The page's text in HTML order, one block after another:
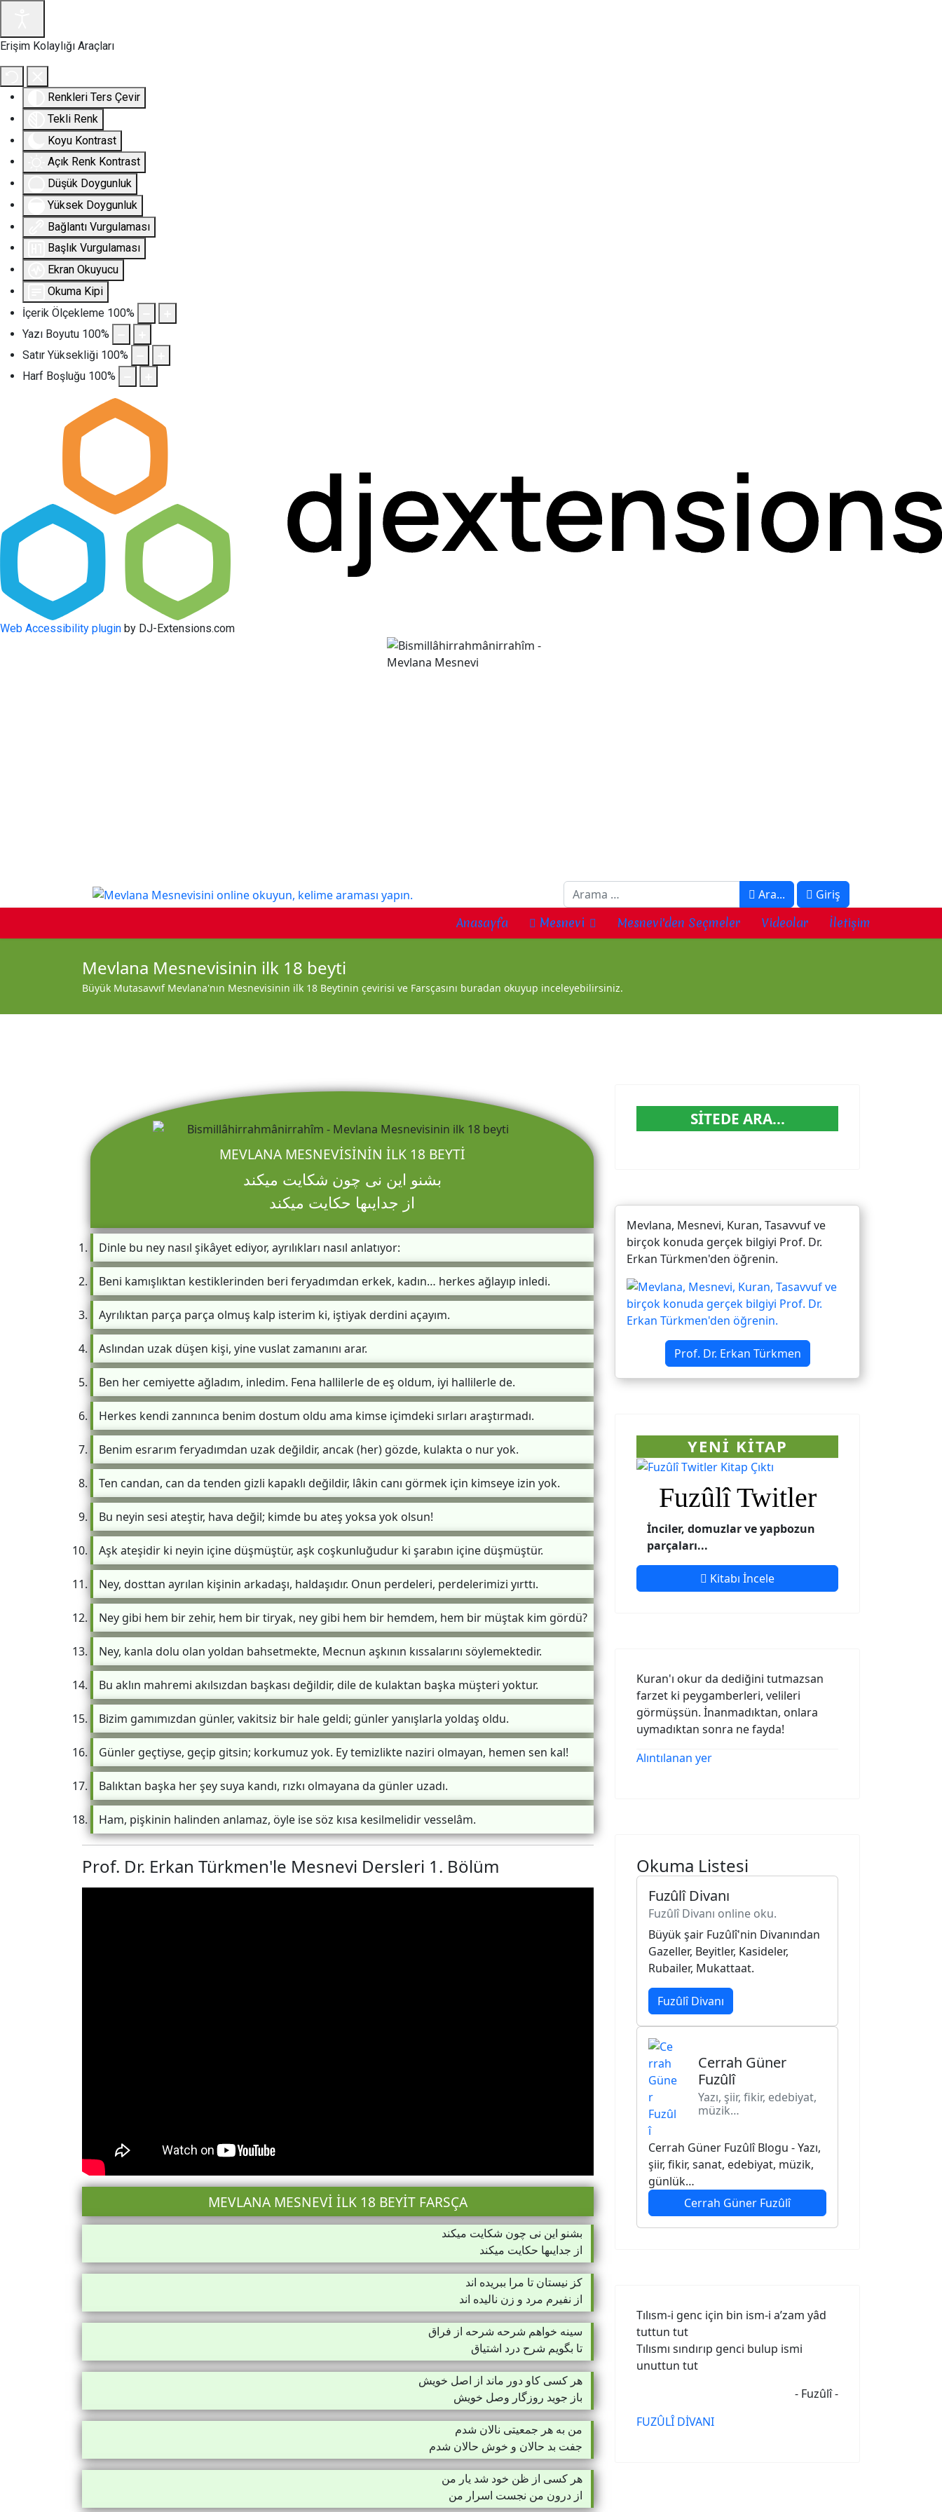
Erişim Kolaylığı Araçları
Renkleri Ters Çevir
Tekli Renk
Koyu Kontrast
Açık Renk Kontrast
Düşük Doygunluk
Yüksek Doygunluk
Bağlantı Vurgulaması
Başlık Vurgulaması
Ekran Okuyucu
Okuma Kipi
İçerik Ölçekleme 100%
Yazı Boyutu 100%
Satır Yüksekliği 100%
Harf Boşluğu 100%
Web Accessibility plugin by DJ-Extensions.com
Ara... Ara... Giriş
Anasayfa Mesnevi Mesnevi'den Seçmeler Videolar İletişim
Mevlana Mesnevisinin ilk 18 beyti
Büyük Mutasavvıf Mevlana'nın Mesnevisinin ilk 18 Beytinin çevirisi ve Farsçasını buradan okuyup inceleyebilirsiniz.
MEVLANA MESNEVISININ ILK 18 BEYTI
بشنو اين نى چون شكايت میكند
از جدايى‏ها حكايت میكند
Dinle bu ney nasıl şikâyet ediyor, ayrılıkları nasıl anlatıyor:
Beni kamışlıktan kestiklerinden beri feryadımdan erkek, kadın… herkes ağlayıp inledi.
Ayrılıktan parça parça olmuş kalp isterim ki, iştiyak derdini açayım.
Aslından uzak düşen kişi, yine vuslat zamanını arar.
Ben her cemiyette ağladım, inledim. Fena hallilerle de eş oldum, iyi hallilerle de.
Herkes kendi zannınca benim dostum oldu ama kimse içimdeki sırları araştırmadı.
Benim esrarım feryadımdan uzak değildir, ancak (her) gözde, kulakta o nur yok.
Ten candan, can da tenden gizli kapaklı değildir, lâkin canı görmek için kimseye izin yok.
Bu neyin sesi ateştir, hava değil; kimde bu ateş yoksa yok olsun!
Aşk ateşidir ki neyin içine düşmüştür, aşk coşkunluğudur ki şarabın içine düşmüştür.
Ney, dosttan ayrılan kişinin arkadaşı, haldaşıdır. Onun perdeleri, perdelerimizi yırttı.
Ney gibi hem bir zehir, hem bir tiryak, ney gibi hem bir hemdem, hem bir müştak kim gördü?
Ney, kanla dolu olan yoldan bahsetmekte, Mecnun aşkının kıssalarını söylemektedir.
Bu aklın mahremi akılsızdan başkası değildir, dile de kulaktan başka müşteri yoktur.
Bizim gamımızdan günler, vakitsiz bir hale geldi; günler yanışlarla yoldaş oldu.
Günler geçtiyse, geçip gitsin; korkumuz yok. Ey temizlikte naziri olmayan, hemen sen kal!
Balıktan başka her şey suya kandı, rızkı olmayana da günler uzadı.
Ham, pişkinin halinden anlamaz, öyle ise söz kısa kesilmelidir vesselâm.
Prof. Dr. Erkan Türkmen'le Mesnevi Dersleri 1. Bölüm
MEVLANA MESNEVI ILK 18 BEYIT FARSÇA
بشنو اين نى چون شكايت میكند
از جدايى‏ها حكايت میكند
كز نيستان تا مرا ببريده ‏اند
از نفيرم مرد و زن ناليده ‏اند
سينه خواهم شرحه شرحه از فراق
تا بگويم شرح درد اشتياق
هر كسى كاو دور ماند از اصل خويش
باز جويد روزگار وصل خويش
من به هر جمعيتى نالان شدم
جفت بد حالان و خوش حالان شدم
هر كسى از ظن خود شد يار من
از درون من نجست اسرار من
SITEDE ARA...
Mevlana, Mesnevi, Kuran, Tasavvuf ve
birçok konuda gerçek bilgiyi Prof. Dr.
Erkan Türkmen'den öğrenin.
Prof. Dr. Erkan Türkmen
YENI KITAP
Fuzûlî Twitler
İnciler, domuzlar ve yapbozun
parçaları...
Kitabı İncele
Kuran'ı okur da dediğini tutmazsan
farzet ki peygamberleri, velileri
görmüşsün. İnanmadıktan, onlara
uymadıktan sonra ne fayda!
Alıntılanan yer
Okuma Listesi
Fuzûlî Divanı
Fuzûlî Divanı online oku.
Büyük şair Fuzûlî'nin Divanından
Gazeller, Beyitler, Kasideler,
Rubailer, Mukattaat.
Fuzûlî Divanı
Cerrah Güner
Fuzûlî
Yazı, şiir, fikir, edebiyat,
müzik…
Cerrah Güner Fuzûlî Blogu - Yazı,
şiir, fikir, sanat, edebiyat, müzik,
günlük…
Cerrah Güner Fuzûlî
Tılısm-i genc için bin ism-i a’zam yâd
tuttun tut
Tılısmı sındırıp genci bulup ismi
unuttun tut
- Fuzûlî -
FUZÛLÎ DİVANI